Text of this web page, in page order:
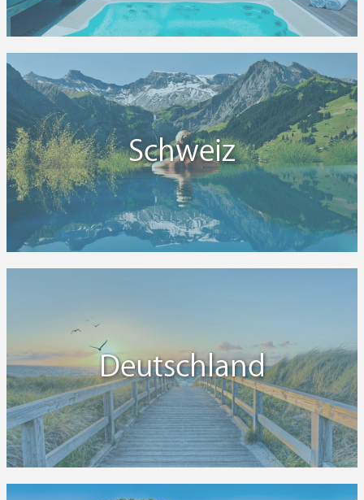
Schweiz
Deutschland